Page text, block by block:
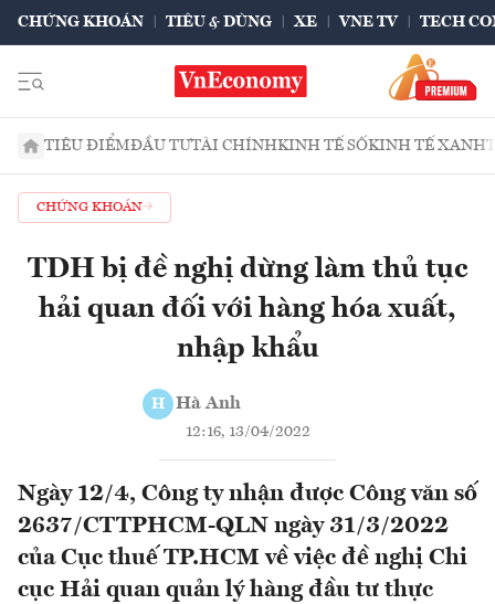
CHỨNG KHOÁN TIÊU & DÙNG XE VNE TV TECH
TIÊU ĐIỂMĐẦU TƯTÀI CHÍNHKINH TẾ SỐKINH TẾ XANH
CHỨNG KHOÁN
TDH bị đề nghị dừng làm thủ tục
hải quan đối với hàng hóa xuất,
nhập khẩu
H Hà Anh
12:16, 13/04/2022
Ngày 12/4, Công ty nhận được Công văn số
2637/CTTPHCM-QLN ngày 31/3/2022
của Cục thuế TP.HCM về việc đề nghị Chi
cục Hải quan quản lý hàng đầu tư thực